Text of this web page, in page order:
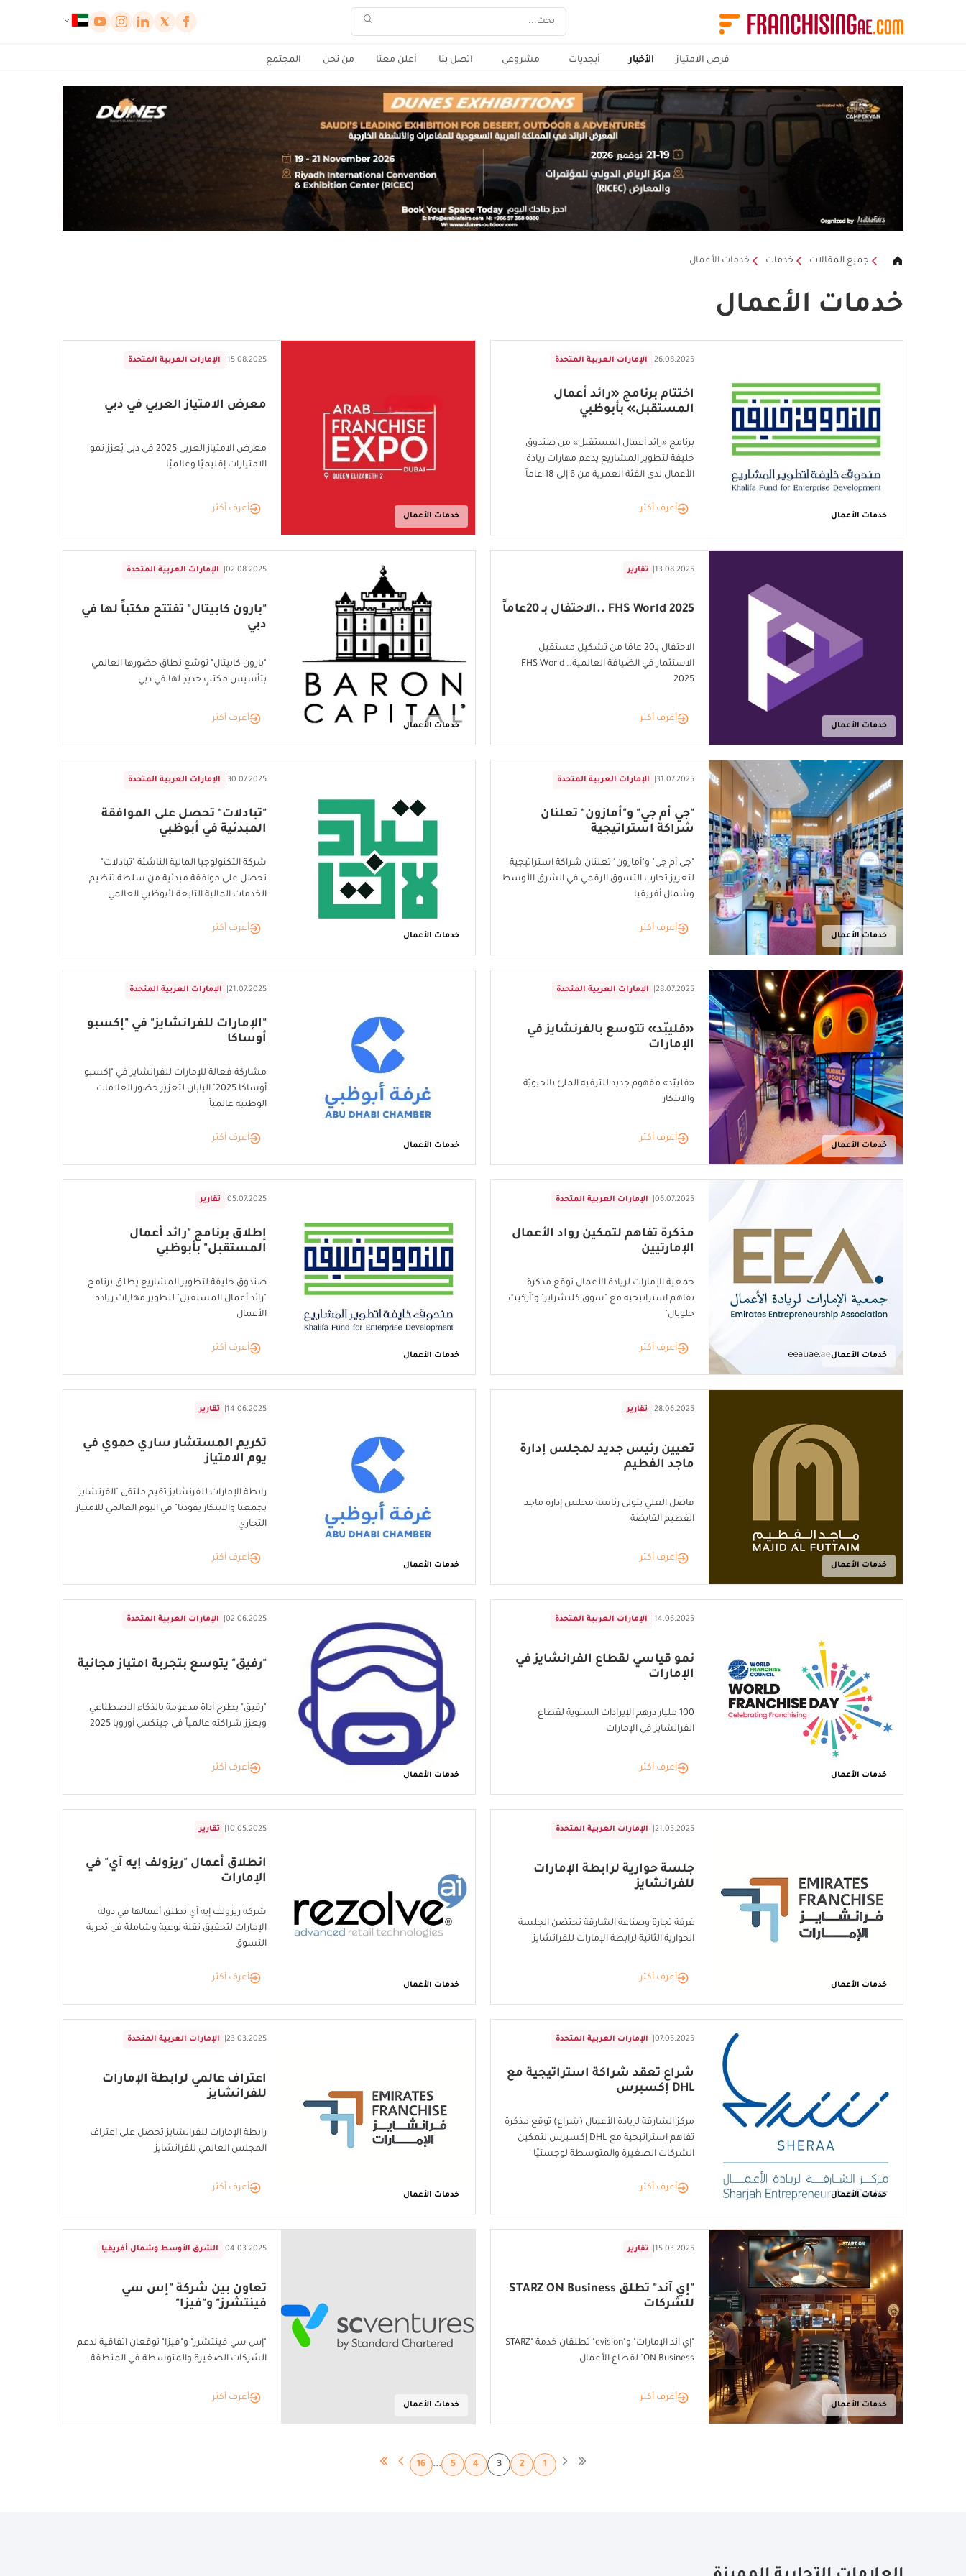
فرص الامتياز الأخبار أبجديات مشروعي اتصل بنا أعلن معنا من نحن المجتمع
جميع المقالات خدمات خدمات الأعمال
خدمات الأعمال
خدمات الأعمال
الإمارات العربية المتحدة 26.08.2025
اختتام برنامج «رائد أعمال
المستقبل» بأبوظبي
برنامج «رائد أعمال المستقبل» من صندوق
خليفة لتطوير المشاريع يدعم مهارات ريادة
الأعمال لدى الفئة العمرية من 6 إلى 18 عاماً
أعرف أكثر
خدمات الأعمال
الإمارات العربية المتحدة 15.08.2025
معرض الامتياز العربي في دبي
معرض الامتياز العربي 2025 في دبي يُعزز نمو
الامتيازات إقليميًا وعالميًا
أعرف أكثر
خدمات الأعمال
تقارير 13.08.2025
FHS World 2025 ..الاحتفال بـ 20عاماً
الاحتفال بـ20 عامًا من تشكيل مستقبل
الاستثمار في الضيافة العالمية.. FHS World
2025
أعرف أكثر
خدمات الأعمال
الإمارات العربية المتحدة 02.08.2025
"بارون كابيتال" تفتتح مكتباً لها في
دبي
"بارون كابيتال" توسّع نطاق حضورها العالمي
بتأسيس مكتبٍ جديدٍ لها في دبي
أعرف أكثر
خدمات الأعمال
الإمارات العربية المتحدة 31.07.2025
"جي أم جي" و"أمازون" تعلنان
شراكة استراتيجية
"جي أم جي" و"أمازون" تعلنان شراكة استراتيجية
لتعزيز تجارب التسوق الرقمي في الشرق الأوسط
وشمال أفريقيا
أعرف أكثر
خدمات الأعمال
الإمارات العربية المتحدة 30.07.2025
"تبادلات" تحصل على الموافقة
المبدئية في أبوظبي
شركة التكنولوجيا المالية الناشئة "تبادلات"
تحصل على موافقة مبدئية من سلطة تنظيم
الخدمات المالية التابعة لأبوظبي العالمي
أعرف أكثر
خدمات الأعمال
الإمارات العربية المتحدة 28.07.2025
«فليبّد» تتوسع بالفرنشايز في
الإمارات
«فليبّد» مفهوم جديد للترفيه الملئ بالحيويّة
والابتكار
أعرف أكثر
خدمات الأعمال
الإمارات العربية المتحدة 21.07.2025
"الإمارات للفرانشايز" في "إكسبو
أوساكا
مشاركة فعالة للإمارات للفرانشايز في "إكسبو
أوساكا 2025" اليابان لتعزيز حضور العلامات
الوطنية عالمياً
أعرف أكثر
خدمات الأعمال
الإمارات العربية المتحدة 06.07.2025
مذكرة تفاهم لتمكين رواد الأعمال
الإمارتيين
جمعية الإمارات لريادة الأعمال توقع مذكرة
تفاهم استراتيجية مع "سوق كلتشرايز" و"آركيت
جلوبال"
أعرف أكثر
خدمات الأعمال
تقارير 05.07.2025
إطلاق برنامج "رائد أعمال
المستقبل" بأبوظبي
صندوق خليفة لتطوير المشاريع يطلق برنامج
"رائد أعمال المستقبل" لتطوير مهارات ريادة
الأعمال
أعرف أكثر
خدمات الأعمال
تقارير 28.06.2025
تعيين رئيس جديد لمجلس إدارة
ماجد الفطيم
فاضل العلي يتولى رئاسة مجلس إدارة ماجد
الفطيم القابضة
أعرف أكثر
خدمات الأعمال
تقارير 14.06.2025
تكريم المستشار ساري حموي في
يوم الامتياز
رابطة الإمارات للفرنشايز تقيم ملتقى "الفرنشايز
يجمعنا والابتكار يقودنا" في اليوم العالمي للامتياز
التجاري
أعرف أكثر
خدمات الأعمال
الإمارات العربية المتحدة 14.06.2025
نمو قياسي لقطاع الفرانشايز في
الإمارات
100 مليار درهم الإيرادات السنوية لقطاع
الفرانشايز في الإمارات
أعرف أكثر
خدمات الأعمال
الإمارات العربية المتحدة 02.06.2025
"رفيق" يتوسع بتجربة امتياز مجانية
"رفيق" يطرح أداة مدعومة بالذكاء الاصطناعي
ويعزز شراكته عالمياً في جيتكس أوروبا 2025
أعرف أكثر
خدمات الأعمال
الإمارات العربية المتحدة 21.05.2025
جلسة حوارية لرابطة الإمارات
للفرانشايز
غرفة تجارة وصناعة الشارقة تحتضن الجلسة
الحوارية الثانية لرابطة الإمارات للفرانشايز
أعرف أكثر
خدمات الأعمال
تقارير 10.05.2025
انطلاق أعمال "ريزولف إيه آي" في
الإمارات
شركة ريزولف إيه آي تطلق أعمالها في دولة
الإمارات لتحقيق نقلة نوعية وشاملة في تجربة
التسوق
أعرف أكثر
خدمات الأعمال
الإمارات العربية المتحدة 07.05.2025
شراع تعقد شراكة استراتيجية مع
DHL إكسبرس
مركز الشارقة لريادة الأعمال (شراع) توقع مذكرة
تفاهم استراتيجية مع DHL إكسبرس لتمكين
الشركات الصغيرة والمتوسطة لوجستيًا
أعرف أكثر
خدمات الأعمال
الإمارات العربية المتحدة 23.03.2025
اعتراف عالمي لرابطة الإمارات
للفرانشايز
رابطة الإمارات للفرانشايز تحصل على اعتراف
المجلس العالمي للفرانشايز
أعرف أكثر
خدمات الأعمال
تقارير 15.03.2025
"إي آند" تطلق STARZ ON Business
للشركات
"إي آند الإمارات" و"evision" تطلقان خدمة "STARZ
ON Business" لقطاع الأعمال
أعرف أكثر
خدمات الأعمال
الشرق الأوسط وشمال أفريقيا 04.03.2025
تعاون بين شركة "إس سي
فينتشرز" و"فيزا"
"إس سي فينتشرز" و"فيزا" توقعان اتفاقية لدعم
الشركات الصغيرة والمتوسطة في المنطقة
أعرف أكثر
1
2
3
4
5
...
16
لوحة إدارة ملفات تعريف الارتباط